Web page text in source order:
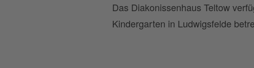
Das Diakonissenhaus Teltow
Kindergarten in Ludwigsfelde